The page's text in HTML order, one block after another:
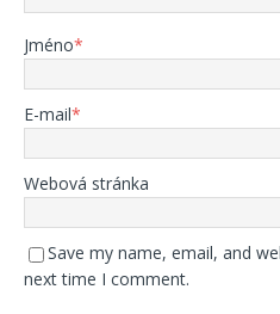
Jméno*
E-mail*
Webová stránka
Save my name, email, and
next time I comment.